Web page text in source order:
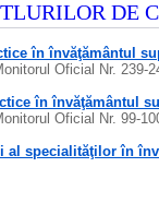
DE
în învăţământul
Oficial Nr. 239-
în învăţământul
Oficial Nr. 99-
al specialităţilor în